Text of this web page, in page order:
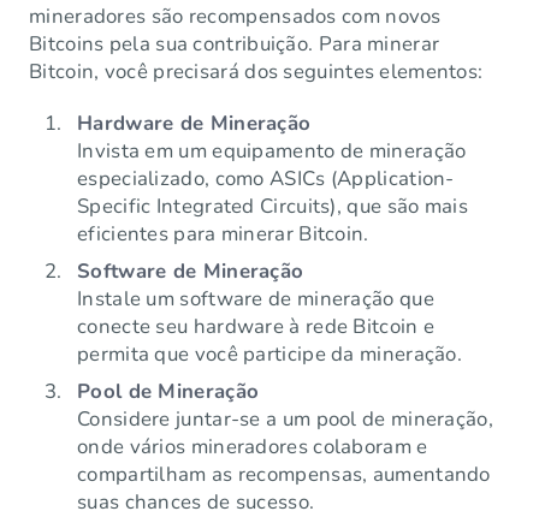
mineradores são recompensados com novos
Bitcoins pela sua contribuição. Para minerar
Bitcoin, você precisará dos seguintes elementos:
Hardware de Mineração
Invista em um equipamento de mineração
especializado, como ASICs (Application-
Specific Integrated Circuits), que são mais
eficientes para minerar Bitcoin.
Software de Mineração
Instale um software de mineração que
conecte seu hardware à rede Bitcoin e
permita que você participe da mineração.
Pool de Mineração
Considere juntar-se a um pool de mineração,
onde vários mineradores colaboram e
compartilham as recompensas, aumentando
suas chances de sucesso.